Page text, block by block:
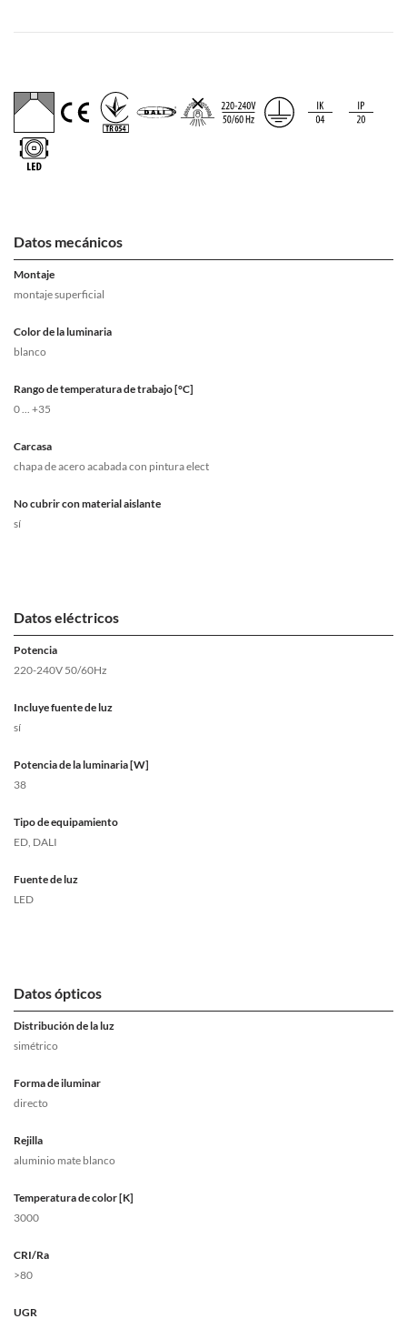
Datos mecánicos
Montaje
montaje superficial
Color de la luminaria
blanco
Rango de temperatura de trabajo [°C]
0 ... +35
Carcasa
chapa de acero acabada con pintura elect
No cubrir con material aislante
sí
Datos eléctricos
Potencia
220-240V 50/60Hz
Incluye fuente de luz
sí
Potencia de la luminaria [W]
38
Tipo de equipamiento
ED, DALI
Fuente de luz
LED
Datos ópticos
Distribución de la luz
simétrico
Forma de iluminar
directo
Rejilla
aluminio mate blanco
Temperatura de color [K]
3000
CRI/Ra
>80
UGR